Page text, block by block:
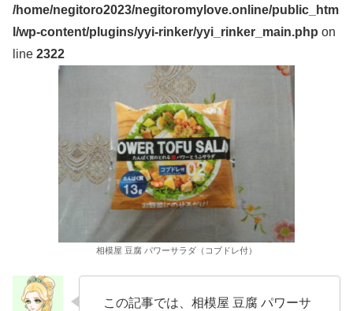
/home/negitoro2023/negitoromylove.online/public_htm
l/wp-content/plugins/yyi-rinker/yyi_rinker_main.php on
line 2322
相模屋 豆腐 パワーサラダ（コブドレ付）
この記事では、相模屋 豆腐 パワーサ